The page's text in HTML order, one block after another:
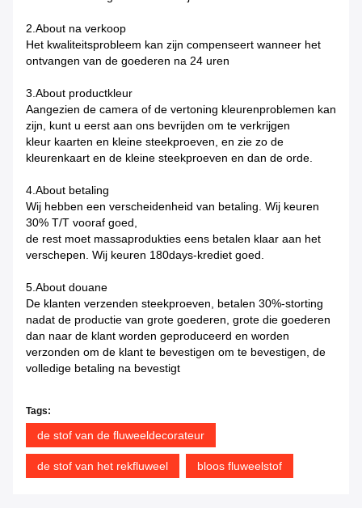
2.About na verkoop
Het kwaliteitsprobleem kan zijn compenseert wanneer het
ontvangen van de goederen na 24 uren
3.About productkleur
Aangezien de camera of de vertoning kleurenproblemen kan
zijn, kunt u eerst aan ons bevrijden om te verkrijgen
kleur kaarten en kleine steekproeven, en zie zo de
kleurenkaart en de kleine steekproeven en dan de orde.
4.About betaling
Wij hebben een verscheidenheid van betaling. Wij keuren
30% T/T vooraf goed,
de rest moet massaprodukties eens betalen klaar aan het
verschepen. Wij keuren 180days-krediet goed.
5.About douane
De klanten verzenden steekproeven, betalen 30%-storting
nadat de productie van grote goederen, grote die goederen
dan naar de klant worden geproduceerd en worden
verzonden om de klant te bevestigen om te bevestigen, de
volledige betaling na bevestigt
Tags:
de stof van de fluweeldecorateur
de stof van het rekfluweel bloos fluweelstof